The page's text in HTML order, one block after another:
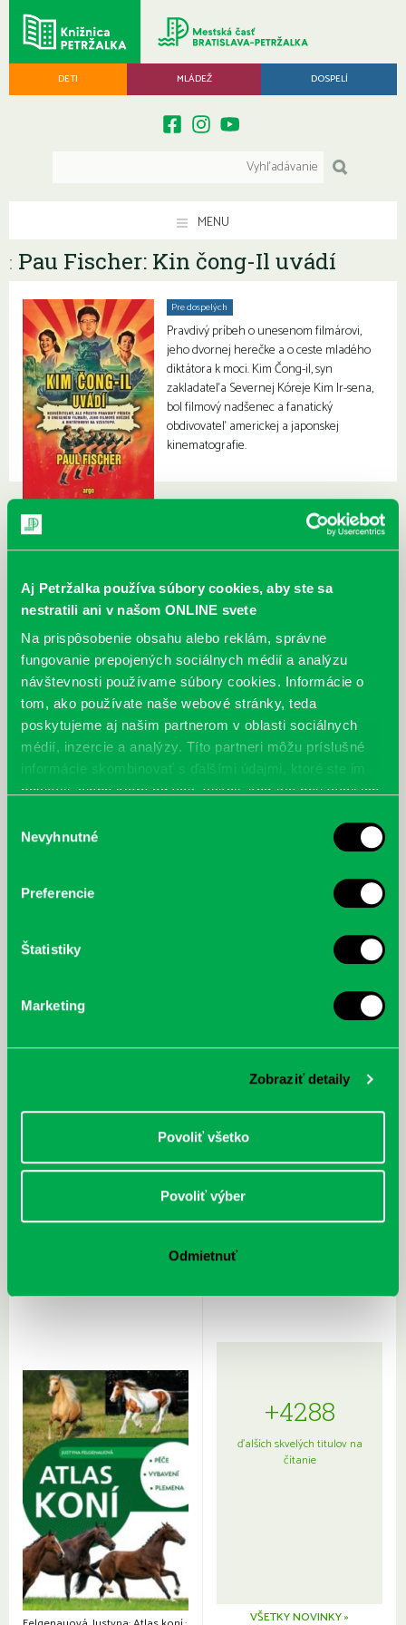
Aj Petržalka používa súbory cookies, aby ste sa
nestratili ani v našom ONLINE svete
Na prispôsobenie obsahu alebo reklám, správne
fungovanie prepojených sociálnych médií a analýzu
návštevnosti používame súbory cookies. Informácie o
tom, ako používate naše webové stránky, teda
poskytujeme aj našim partnerom v oblasti sociálnych
médií, inzercie a analýzy. Títo partneri môžu príslušné
informácie skombinovať s ďalšími údajmi, ktoré ste im
poskytli, alebo ktoré od vás získali, keď ste používali ich
súhlasu
Nevyhnutné
Preferencie
Štatistiky
Marketing
Zobraziť detaily
Povoliť všetko
Povoliť výber
Odmietnuť
DETI MLÁDEŽ DOSPELÍ
MENU
: Pau Fischer: Kin čong-Il uvádí
Pre dospelých
Pravdivý príbeh o unesenom filmárovi,
jeho dvornej herečke a o ceste mladého
diktátora k moci. Kim Čong-il, syn
zakladateľa Severnej Kóreje Kim Ir-sena,
bol filmový nadšenec a fanatický
obdivovateľ americkej a japonskej
kinematografie.
McGrath, Andy: Tadej Pogačar:
nezastaviteľný
Sprievodca po hviezdnej oblohe
kompletný sprievodca
japonskou kuchyňou a etiketou
+4288
ďalších skvelých titulov na
čítanie
VŠETKY NOVINKY »